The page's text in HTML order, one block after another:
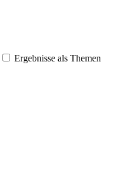
Ergebnisse als Themen